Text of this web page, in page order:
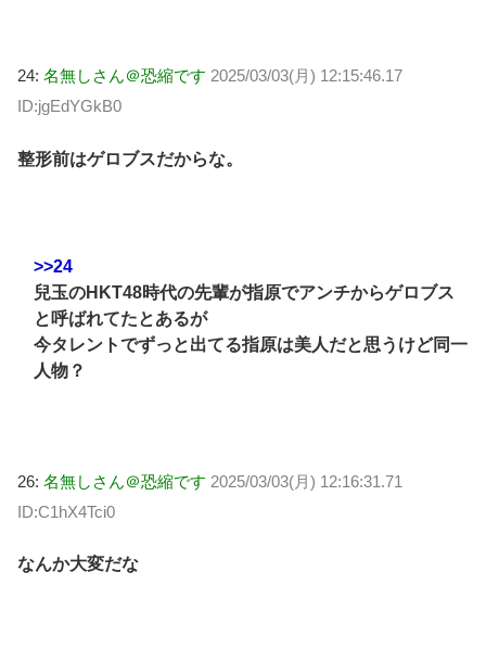
24: 名無しさん＠恐縮です 2025/03/03(月) 12:15:46.17
ID:jgEdYGkB0
整形前はゲロブスだからな。
>>24
兒玉のHKT48時代の先輩が指原でアンチからゲロブス
と呼ばれてたとあるが
今タレントでずっと出てる指原は美人だと思うけど同一
人物？
26: 名無しさん＠恐縮です 2025/03/03(月) 12:16:31.71
ID:C1hX4Tci0
なんか大変だな